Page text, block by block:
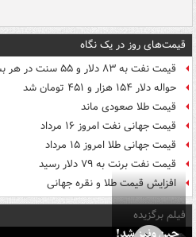
قیمت‌های روز در یک نگاه
قیمت نفت به ۸۳ دلار و ۵۵ سنت در هر بشکه رسید
حواله دلار ۱۵۴ هزار و ۴۵۱ تومان شد
قیمت طلا صعودی ماند
قیمت جهانی نفت امروز ۱۶ مرداد
قیمت جهانی طلا امروز ۱۵ مرداد
قیمت نفت برنت به ۷۹ دلار رسید
افزایش قیمت طلا و نقره جهانی
فیلم برگزیده